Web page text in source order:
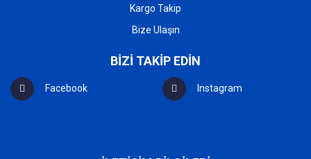
Kargo Takip
Bize Ulaşın
BİZİ TAKİP EDİN
Facebook Instagram